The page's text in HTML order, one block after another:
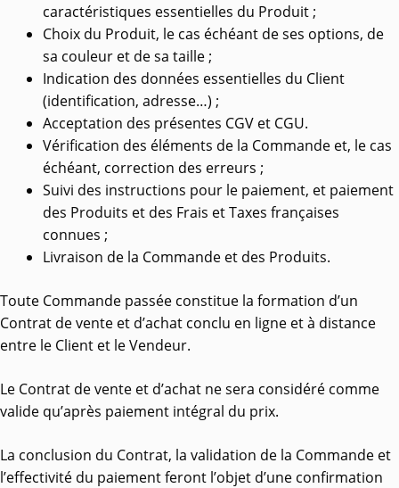
caractéristiques essentielles du Produit ;
Choix du Produit, le cas échéant de ses options, de
sa couleur et de sa taille ;
Indication des données essentielles du Client
(identification, adresse…) ;
Acceptation des présentes CGV et CGU.
Vérification des éléments de la Commande et, le cas
échéant, correction des erreurs ;
Suivi des instructions pour le paiement, et paiement
des Produits et des Frais et Taxes françaises
connues ;
Livraison de la Commande et des Produits.
Toute Commande passée constitue la formation d’un
Contrat de vente et d’achat conclu en ligne et à distance
entre le Client et le Vendeur.
Le Contrat de vente et d’achat ne sera considéré comme
valide qu’après paiement intégral du prix.
La conclusion du Contrat, la validation de la Commande et
l’effectivité du paiement feront l’objet d’une confirmation